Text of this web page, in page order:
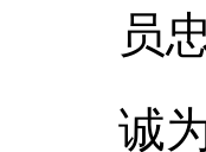
员
诚